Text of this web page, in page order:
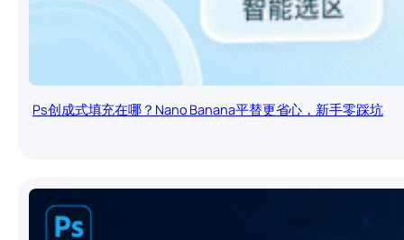
Ps创成式填充在哪？Nano Banana平替更省心，新手零踩坑